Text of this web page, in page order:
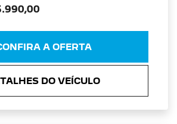
A OFERTA
DO VEÍCULO